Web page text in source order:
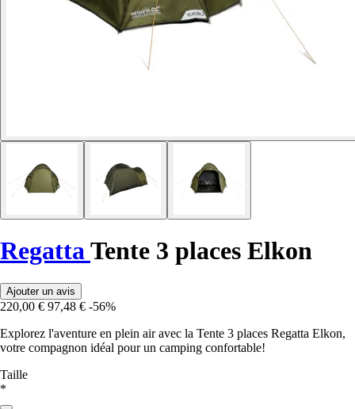
RegattaTente 3 places Elkon
Ajouter un avis
220,00 € 97,48 € -56%
Explorez l'aventure en plein air avec la Tente 3 places Regatta Elkon,
votre compagnon idéal pour un camping confortable!
Taille
*